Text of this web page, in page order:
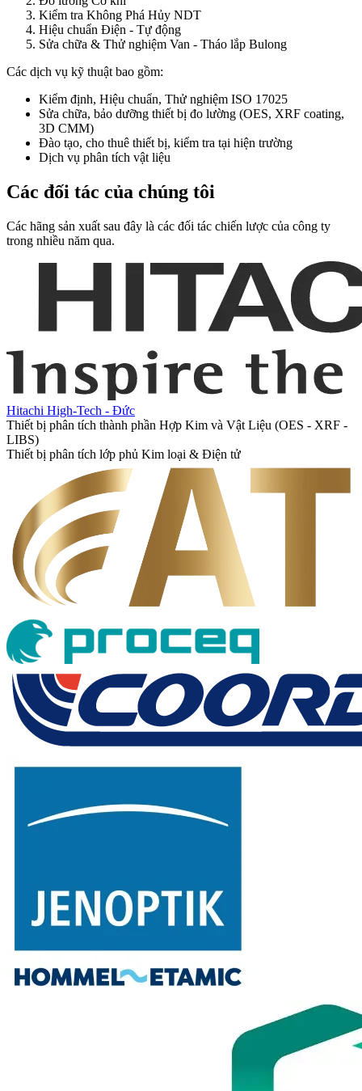
Kiểm tra Không Phá Hủy NDT
Hiệu chuẩn Điện - Tự động
Sửa chữa & Thử nghiệm Van - Tháo lắp Bulong
Các dịch vụ kỹ thuật bao gồm:
Kiểm định, Hiệu chuẩn, Thử nghiệm ISO 17025
Sửa chữa, bảo dưỡng thiết bị đo lường (OES, XRF coating,
3D CMM)
Đào tạo, cho thuê thiết bị, kiểm tra tại hiện trường
Dịch vụ phân tích vật liệu
Các đối tác của chúng tôi
Các hãng sản xuất sau đây là các đối tác chiến lược của công ty
trong nhiều năm qua.
Hitachi High-Tech - Đức
Thiết bị phân tích thành phần Hợp Kim và Vật Liệu (OES - XRF -
LIBS)
Thiết bị phân tích lớp phủ Kim loại & Điện tử